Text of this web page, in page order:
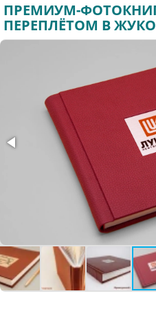
ПРЕМИУМ-
ПЕРЕПЛЁТОМ В